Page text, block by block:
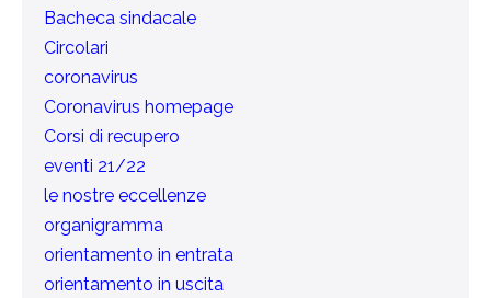
Bacheca sindacale
Circolari
coronavirus
Coronavirus homepage
Corsi di recupero
eventi 21/22
le nostre eccellenze
organigramma
orientamento in entrata
orientamento in uscita